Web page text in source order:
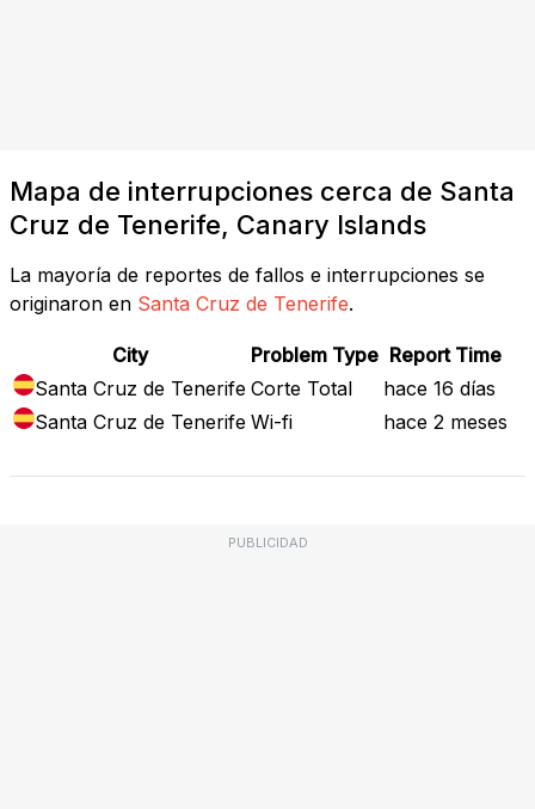
Mapa de interrupciones cerca de Santa
Cruz de Tenerife, Canary Islands
La mayoría de reportes de fallos e interrupciones se
originaron en Santa Cruz de Tenerife.
City Problem Type Report Time
Santa Cruz de Tenerife Corte Total
hace 16 días
Santa Cruz de Tenerife Wi-fi hace 2 meses
PUBLICIDAD